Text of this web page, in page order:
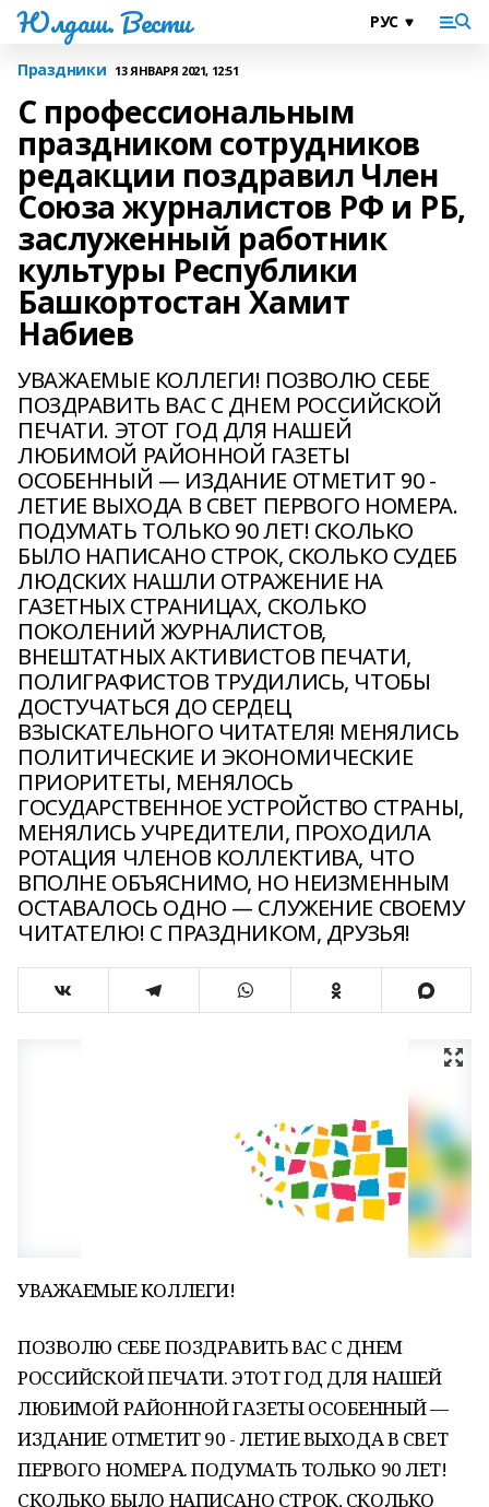
Юлдаш. Вести
Праздники 13 ЯНВАРЯ 2021, 12:51
С профессиональным
праздником сотрудников
редакции поздравил Член
Союза журналистов РФ и РБ,
заслуженный работник
культуры Республики
Башкортостан Хамит
Набиев
УВАЖАЕМЫЕ КОЛЛЕГИ! ПОЗВОЛЮ СЕБЕ
ПОЗДРАВИТЬ ВАС С ДНЕМ РОССИЙСКОЙ
ПЕЧАТИ. ЭТОТ ГОД ДЛЯ НАШЕЙ
ЛЮБИМОЙ РАЙОННОЙ ГАЗЕТЫ
ОСОБЕННЫЙ — ИЗДАНИЕ ОТМЕТИТ 90 -
ЛЕТИЕ ВЫХОДА В СВЕТ ПЕРВОГО НОМЕРА.
ПОДУМАТЬ ТОЛЬКО 90 ЛЕТ! СКОЛЬКО
БЫЛО НАПИСАНО СТРОК, СКОЛЬКО СУДЕБ
ЛЮДСКИХ НАШЛИ ОТРАЖЕНИЕ НА
ГАЗЕТНЫХ СТРАНИЦАХ, СКОЛЬКО
ПОКОЛЕНИЙ ЖУРНАЛИСТОВ,
ВНЕШТАТНЫХ АКТИВИСТОВ ПЕЧАТИ,
ПОЛИГРАФИСТОВ ТРУДИЛИСЬ, ЧТОБЫ
ДОСТУЧАТЬСЯ ДО СЕРДЕЦ
ВЗЫСКАТЕЛЬНОГО ЧИТАТЕЛЯ! МЕНЯЛИСЬ
ПОЛИТИЧЕСКИЕ И ЭКОНОМИЧЕСКИЕ
ПРИОРИТЕТЫ, МЕНЯЛОСЬ
ГОСУДАРСТВЕННОЕ УСТРОЙСТВО СТРАНЫ,
МЕНЯЛИСЬ УЧРЕДИТЕЛИ, ПРОХОДИЛА
РОТАЦИЯ ЧЛЕНОВ КОЛЛЕКТИВА, ЧТО
ВПОЛНЕ ОБЪЯСНИМО, НО НЕИЗМЕННЫМ
ОСТАВАЛОСЬ ОДНО — СЛУЖЕНИЕ СВОЕМУ
ЧИТАТЕЛЮ! С ПРАЗДНИКОМ, ДРУЗЬЯ!
УВАЖАЕМЫЕ КОЛЛЕГИ!
ПОЗВОЛЮ СЕБЕ ПОЗДРАВИТЬ ВАС С ДНЕМ
РОССИЙСКОЙ ПЕЧАТИ. ЭТОТ ГОД ДЛЯ НАШЕЙ
ЛЮБИМОЙ РАЙОННОЙ ГАЗЕТЫ ОСОБЕННЫЙ —
ИЗДАНИЕ ОТМЕТИТ 90 - ЛЕТИЕ ВЫХОДА В СВЕТ
ПЕРВОГО НОМЕРА. ПОДУМАТЬ ТОЛЬКО 90 ЛЕТ!
СКОЛЬКО БЫЛО НАПИСАНО СТРОК, СКОЛЬКО